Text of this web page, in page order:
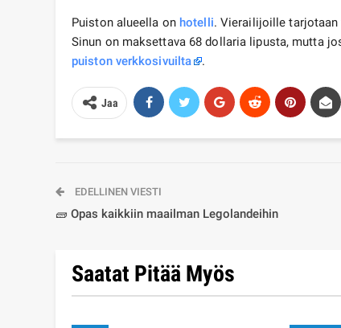
Puiston alueella on hotelli. Vierailijoille tarjotaan
Sinun on maksettava 68 dollaria lipusta, mutta
puiston verkkosivuilta
.
Jaa
EDELLINEN VIESTI
🧱 Opas kaikkiin maailman Legolandeihin
Saatat Pitää Myös